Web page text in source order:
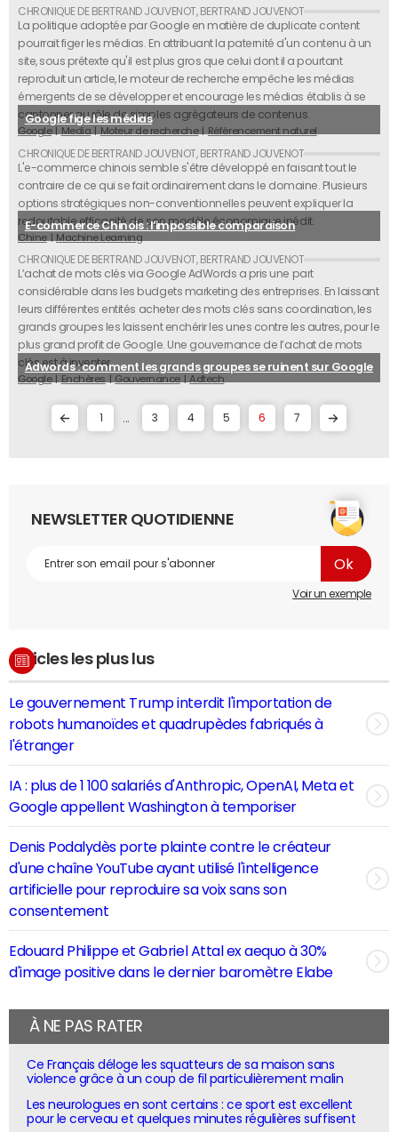
Google fige les médias
La politique adoptée par Google en matière de duplicate content
pourrait figer les médias. En attribuant la paternité d'un contenu à un
site, sous prétexte qu'il est plus gros que celui dont il a pourtant
reproduit un article, le moteur de recherche empêche les médias
émergents de se développer et encourage les médias établis à se
cantonner au rôle de simples agrégateurs de contenus.
Google
Media Moteur de recherche Référencement naturel
E-commerce Chinois : l’impossible comparaison
L'e-commerce chinois semble s'être développé en faisant tout le
contraire de ce qui se fait ordinairement dans le domaine. Plusieurs
options stratégiques non-conventionnelles peuvent expliquer la
redoutable efficacité de son modèle économique inédit.
Chine
Machine Learning
Adwords : comment les grands groupes se ruinent sur Google
L’achat de mots clés via Google AdWords a pris une part
considérable dans les budgets marketing des entreprises. En laissant
leurs différentes entités acheter des mots clés sans coordination, les
grands groupes les laissent enchérir les unes contre les autres, pour le
plus grand profit de Google. Une gouvernance de l’achat de mots
clés est à inventer.
Google
Enchères Gouvernance Adtech
... 3 4 5 6 7
NEWSLETTER QUOTIDIENNE
Voir un exemple
Articles les plus lus
Le gouvernement Trump interdit l'importation de
robots humanoïdes et quadrupèdes fabriqués à
l'étranger
IA : plus de 1 100 salariés d'Anthropic, OpenAI, Meta et
Google appellent Washington à temporiser
Denis Podalydès porte plainte contre le créateur
d'une chaîne YouTube ayant utilisé l'intelligence
artificielle pour reproduire sa voix sans son
consentement
Edouard Philippe et Gabriel Attal ex aequo à 30%
d'image positive dans le dernier baromètre Elabe
À NE PAS RATER
Ce Français déloge les squatteurs de sa maison sans
violence grâce à un coup de fil particulièrement malin
Les neurologues en sont certains : ce sport est excellent
pour le cerveau et quelques minutes régulières suffisent